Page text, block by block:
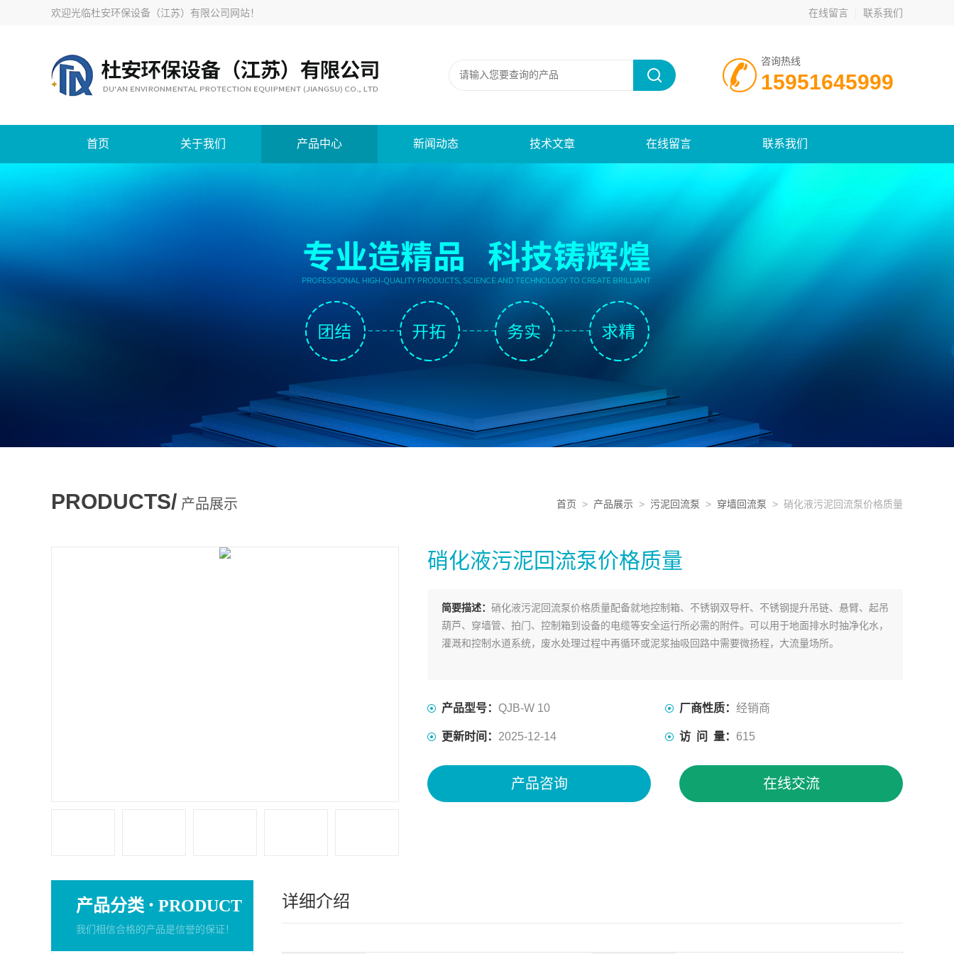
欢迎光临杜安环保设备（江苏）有限公司网站！ 在线留言 联系我们
咨询热线
15951645999
首页 关于我们 产品中心 新闻动态 技术文章 在线留言 联系我们
PRODUCTS/ 产品展示 首页 > 产品展示 > 污泥回流泵 > 穿墙回流泵 > 硝化液污泥回流泵价格质量
硝化液污泥回流泵价格质量
简要描述： 硝化液污泥回流泵价格质量配备就地控制箱、不锈钢双导杆、不锈钢提升吊链、悬臂、起吊
葫芦、穿墙管、拍门、控制箱到设备的电缆等安全运行所必需的附件。可以用于地面排水时抽净化水，
灌溉和控制水道系统，废水处理过程中再循环或泥浆抽吸回路中需要微扬程，大流量场所。
产品型号： QJB-W 10 厂商性质： 经销商
更新时间： 2025-12-14 访 问 量： 615
产品咨询 在线交流
产品分类 · PRODUCT
我们相信合格的产品是信誉的保证！
详细介绍